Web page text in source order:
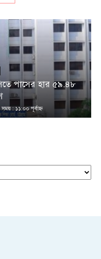
পাসের হার ৫৯.৪৮
: ১১:০০ পূর্বাহ্ণ